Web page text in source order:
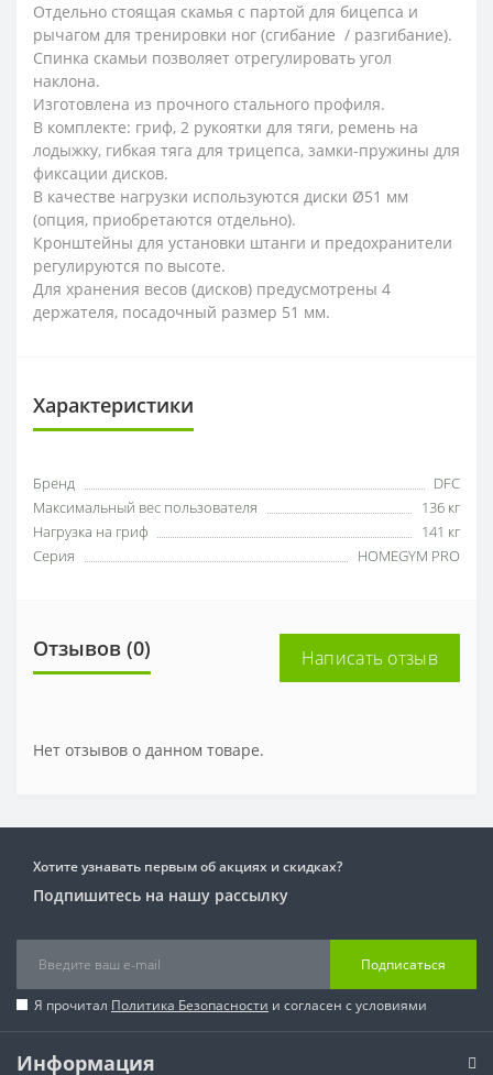
Отдельно стоящая скамья с партой для бицепса и
рычагом для тренировки ног (сгибание / разгибание).
Спинка скамьи позволяет отрегулировать угол
наклона.
Изготовлена из прочного стального профиля.
В комплекте: гриф, 2 рукоятки для тяги, ремень на
лодыжку, гибкая тяга для трицепса, замки-пружины для
фиксации дисков.
В качестве нагрузки используются диски Ø51 мм
(опция, приобретаются отдельно).
Кронштейны для установки штанги и предохранители
регулируются по высоте.
Для хранения весов (дисков) предусмотрены 4
держателя, посадочный размер 51 мм.
Характеристики
Бренд
DFC
Максимальный вес пользователя
136 кг
Нагрузка на гриф
141 кг
Серия
HOMEGYM PRO
Отзывов (0) Написать отзыв
Нет отзывов о данном товаре.
Хотите узнавать первым об акциях и скидках?
Подпишитесь на нашу рассылку
Подписаться
Я прочитал Политика Безопасности и согласен с условиями
Информация